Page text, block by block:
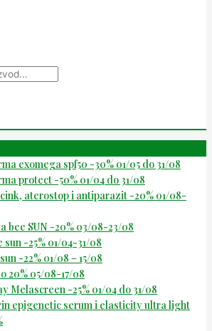
exomega spf50 -30% 01/05 do 31/08
protect -50% 01/04 do 31/08
aterostop i antiparazit -20% 01/08-
bee SUN -20% 03/08-23/08
sun -25% 01/04-31/08
-22% 01/08 – 15/08
20% 05/08-17/08
Melascreen -25% 01/04 do 31/08
epigenetic serum i elasticity ultra light